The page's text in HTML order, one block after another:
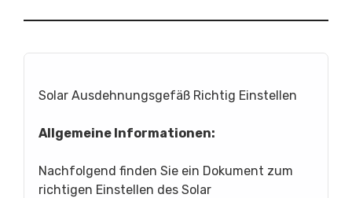
Solar Ausdehnungsgefäß Richtig Einstellen
Allgemeine Informationen:
Nachfolgend finden Sie ein Dokument zum
richtigen Einstellen des Solar